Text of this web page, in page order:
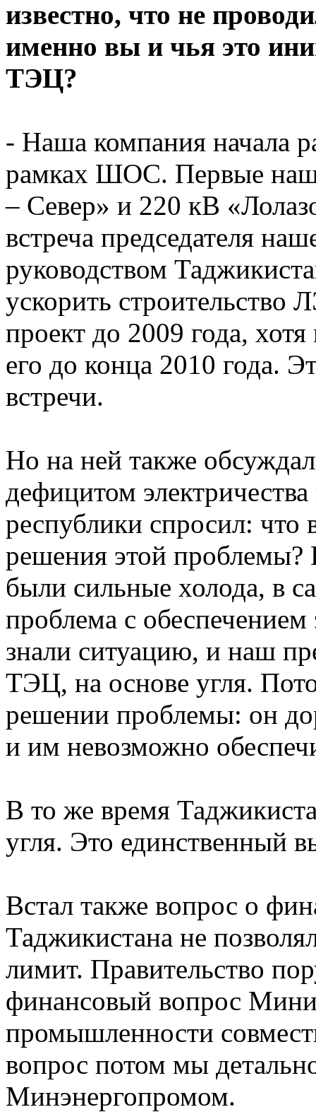
известно, что не
именно вы и чья это
ТЭЦ?
- Наша компания начала
рамках ШОС. Первые
– Север» и 220 кВ
встреча председателя
руководством
ускорить
проект до 2009 года,
его до конца 2010 года.
встречи.
Но на ней также
дефицитом
республики спросил:
решения этой проблемы?
были сильные холода, в
проблема с
знали ситуацию, и наш
ТЭЦ, на основе угля.
решении проблемы: он
и им невозможно
В то же время
угля. Это единственный
Встал также вопрос о
Таджикистана не
лимит. Правительство
финансовый вопрос
промышленности
вопрос потом мы
Минэнергопромом.